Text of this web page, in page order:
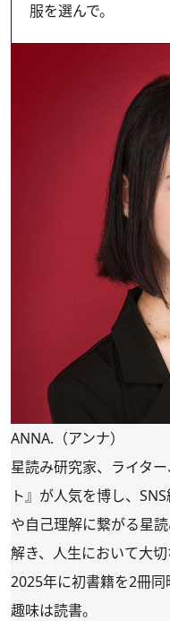
服を選んで。
ANNA.（アンナ）
星読み研究家、ライタ
ト』が人気を博し、
や自己理解に繋がる星
解き、人生において大
2025年に初書籍を2冊同
趣味は読書。